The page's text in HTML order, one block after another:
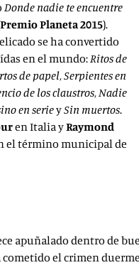
Donde nadie te encuentre
Premio Planeta 2015).
se ha convertido
en el mundo:Ritos de
de papel,Serpientes en
de los claustros,Nadie
en serieySin muertos.
en Italia yRaymond
el término municipal de
apuñalado dentro de
el crimen